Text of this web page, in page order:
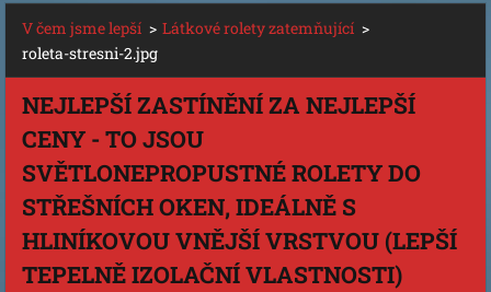
V čem jsme lepší > Látkové rolety zatemňující >
roleta-stresni-2.jpg
NEJLEPŠÍ ZASTÍNĚNÍ ZA NEJLEPŠÍ
CENY - TO JSOU
SVĚTLONEPROPUSTNÉ ROLETY DO
STŘEŠNÍCH OKEN, IDEÁLNĚ S
HLINÍKOVOU VNĚJŠÍ VRSTVOU (LEPŠÍ
TEPELNĚ IZOLAČNÍ VLASTNOSTI)